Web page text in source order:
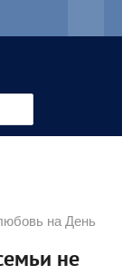
на День
не